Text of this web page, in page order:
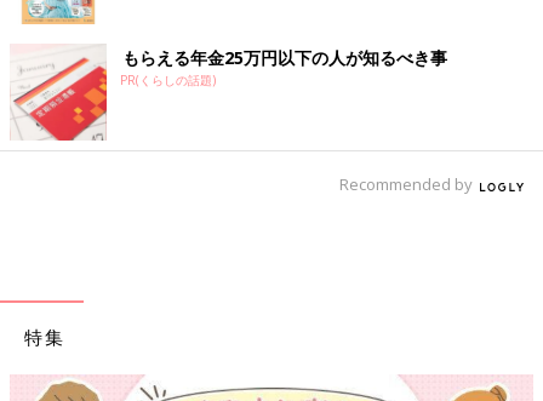
もらえる年金25万円以下の人が知るべき事
PR(くらしの話題)
Recommended by
特集